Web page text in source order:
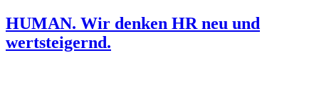
HUMAN. Wir denken HR neu und
wertsteigernd.